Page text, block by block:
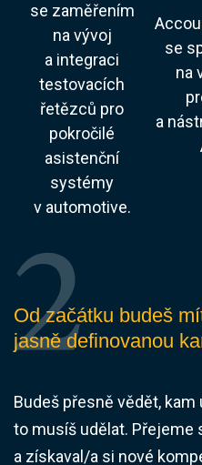
se zaměřením
na vývoj
a integraci
testovacích
řetězců pro
pokročilé
asistenční
systémy
v automotive.
se
na
a
Od začátku budeš
jasně definovanou
Budeš přesně vědět,
to musíš udělat. Přejeme
a získaval/a si nové